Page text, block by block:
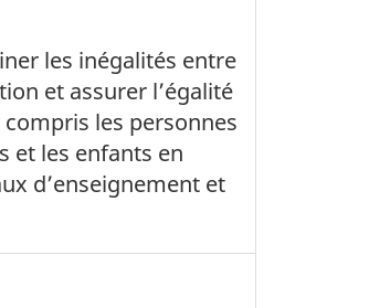
les inégalités entre
et assurer l’égalité
compris les personnes
et les enfants en
d’enseignement et